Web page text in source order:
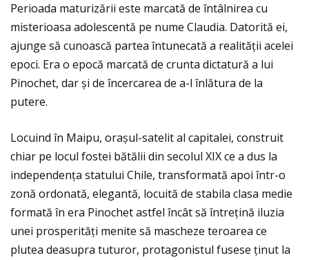
Perioada maturizării este marcată de întâlnirea cu
misterioasa adolescentă pe nume Claudia. Datorită ei,
ajunge să cunoască partea întunecată a realităţii acelei
epoci. Era o epocă marcată de crunta dictatură a lui
Pinochet, dar și de încercarea de a-l înlătura de la
putere.
Locuind în Maipu, orașul-satelit al capitalei, construit
chiar pe locul fostei bătălii din secolul XIX ce a dus la
independenţa statului Chile, transformată apoi într-o
zonă ordonată, elegantă, locuită de stabila clasa medie
formată în era Pinochet astfel încât să întreţină iluzia
unei prosperităţi menite să mascheze teroarea ce
plutea deasupra tuturor, protagonistul fusese ţinut la